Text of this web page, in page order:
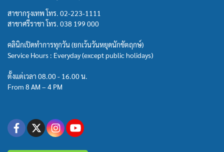
สาขากรุงเทพ โทร. 02-223-1111
สาขาศรีราชา โทร. 038 199 000
คลินิกเปิดทำการทุกวัน (ยกเว้นวันหยุดนักขัตฤกษ์)
Service Hours : Everyday (except public holidays)
ตั้งแต่เวลา 08.00 - 16.00 น.
From 8 AM – 4 PM